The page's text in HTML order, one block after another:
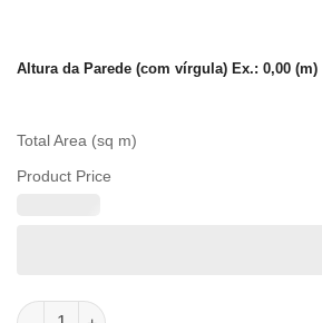
Altura da Parede (com vírgula) Ex.: 0,00 (m)
Total Area (sq m)
Product Price
Papel de Parede Nuvem Elefante Balão